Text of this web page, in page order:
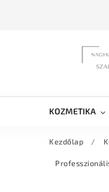
KOZMETIKA
Kezdőlap /